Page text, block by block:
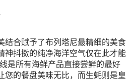
结合赋予了布列塔尼最精细的美食
神抖擞的纯净海洋空气仅在此才能
是所有海鲜产品直接尝鲜的最好
您的餐盘美味无比，而生蚝则是皇